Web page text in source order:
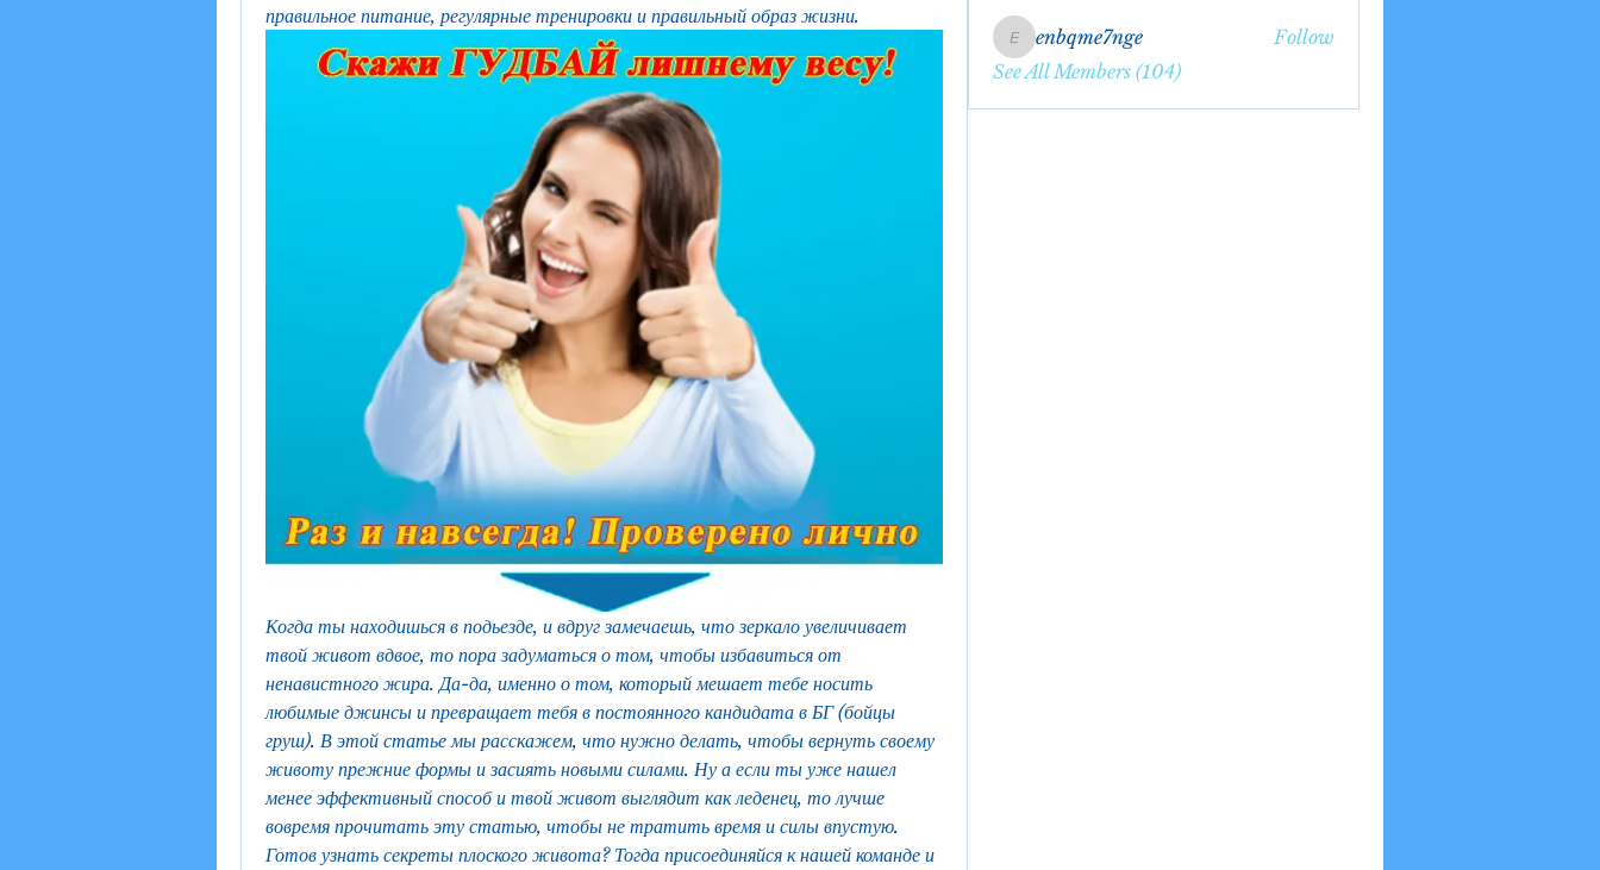
правильное питание, регулярные тренировки и правильный образ жизни.
Когда ты находишься в подьезде, и вдруг замечаешь, что зеркало увеличивает
твой живот вдвое, то пора задуматься о том, чтобы избавиться от
ненавистного жира. Да-да, именно о том, который мешает тебе носить
любимые джинсы и превращает тебя в постоянного кандидата в БГ (бойцы
груш). В этой статье мы расскажем, что нужно делать, чтобы вернуть своему
животу прежние формы и засиять новыми силами. Ну а если ты уже нашел
менее эффективный способ и твой живот выглядит как леденец, то лучше
вовремя прочитать эту статью, чтобы не тратить время и силы впустую.
Готов узнать секреты плоского живота? Тогда присоединяйся к нашей команде и
enbqme7nge
enbqme7nge
Follow
See All Members (104)